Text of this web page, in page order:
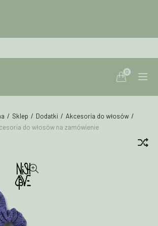
0
Sklep Dodatki
Akcesoria do włosów
do włosów na zamówienie